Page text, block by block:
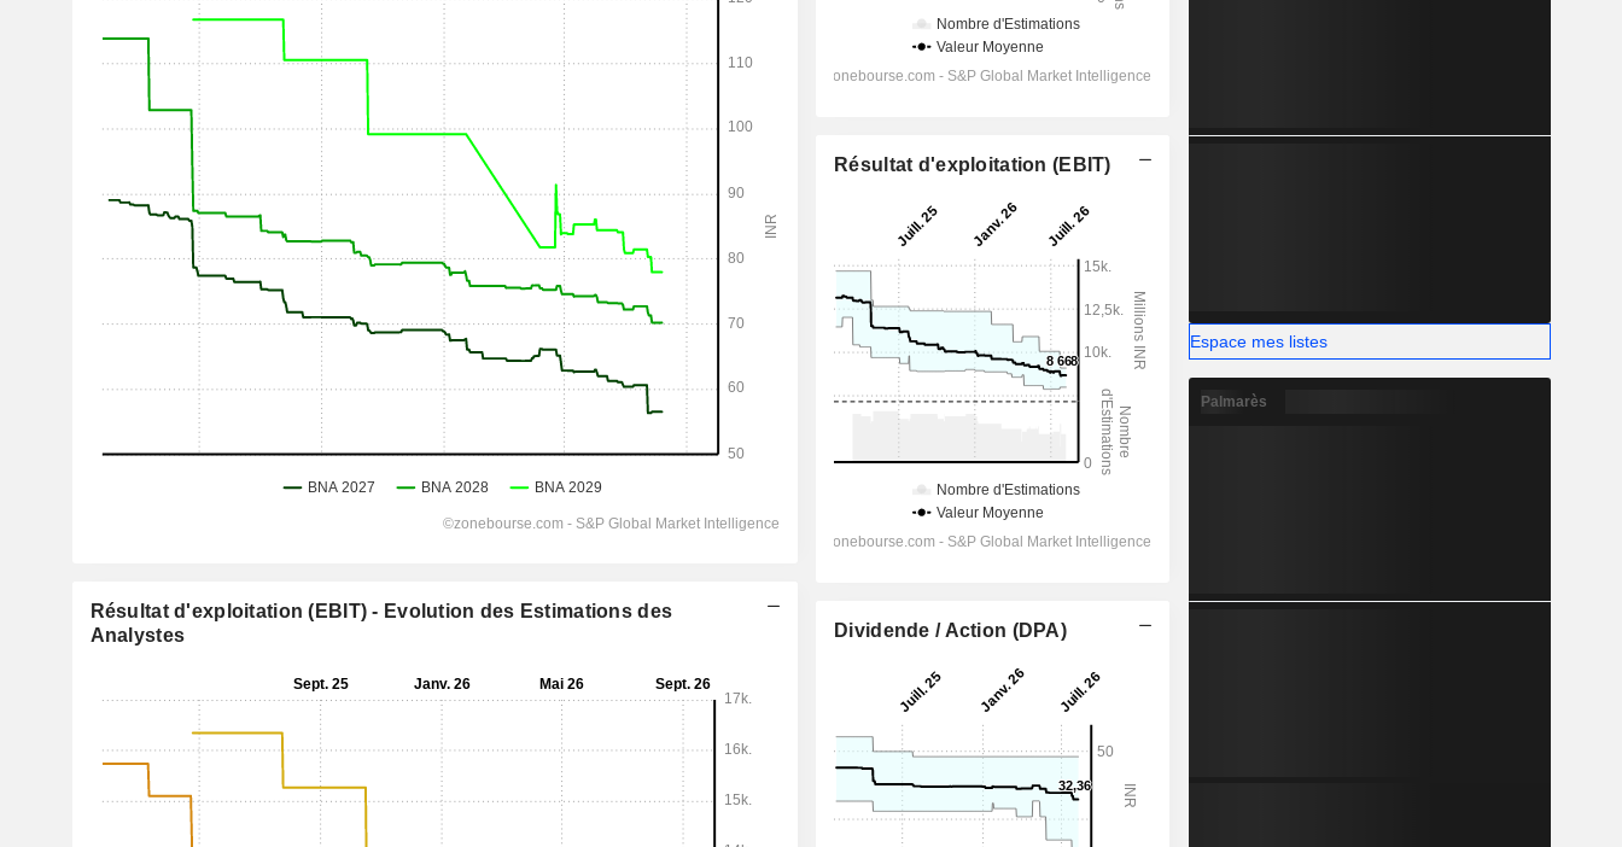
Résultat d'exploitation (EBIT) - Evolution des Estimations des
Analystes
Résultat d'exploitation (EBIT)
Dividende / Action (DPA)
Espace mes listes
Palmarès